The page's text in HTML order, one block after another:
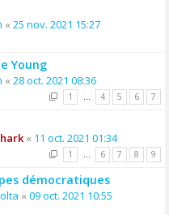
« 25 nov. 2021 15:27
Young
« 28 oct. 2021 08:36
1 … 4 5 6 7
« 11 oct. 2021 01:34
1 … 6 7 8 9
démocratiques
« 09 oct. 2021 10:55